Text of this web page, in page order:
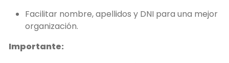
Facilitar nombre, apellidos y DNI para una mejor
organización.
Importante: